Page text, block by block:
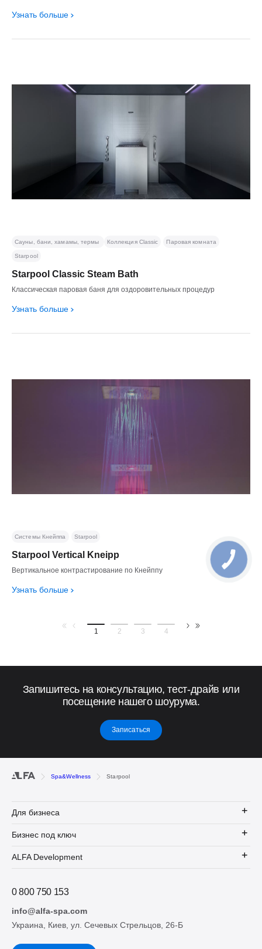
Узнать больше
Starpool Classic Steam Bath
Классическая паровая баня для оздоровительных процедур
Узнать больше
Сауны, бани, хамамы, термы Коллекция Classic Паровая комната
Starpool
Starpool Vertical Kneipp
Вертикальное контрастирование по Кнейппу
Узнать больше
Системы Кнейппа Starpool
1 2 3 4
Запишитесь на консультацию, тест-драйв или
посещение нашего шоурума.
Записаться
Spa&Wellness Starpool
Для бизнеса
Бизнес под ключ
ALFA Development
0 800 750 153
info@alfa-spa.com
Украина, Киев, ул. Сечевых Стрельцов, 26-Б